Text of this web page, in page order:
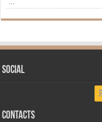
Social
CONTACTS